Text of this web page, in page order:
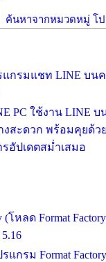
ค้นหาจากหมวดหมู่ โ
แกรมแชท LINE บน
PC ใช้งาน LINE
สะดวก พร้อมคุยด้ว
อัปเดตสม่ำเสมอ
(โหลด Format
แกรม Format